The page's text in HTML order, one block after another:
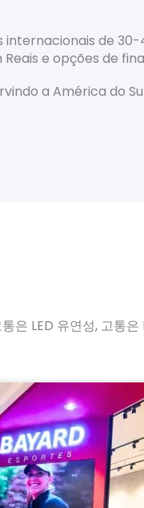
internacionais de
e opções de
a América do
은 LED 유연성, 고통